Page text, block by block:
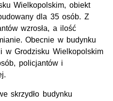
Wielkopolskim, obiekt
dla 35 osób. Z
wzrosła, a ilość
Obecnie w budynku
w Grodzisku Wielkopolskim
policjantów i
skrzydło budynku